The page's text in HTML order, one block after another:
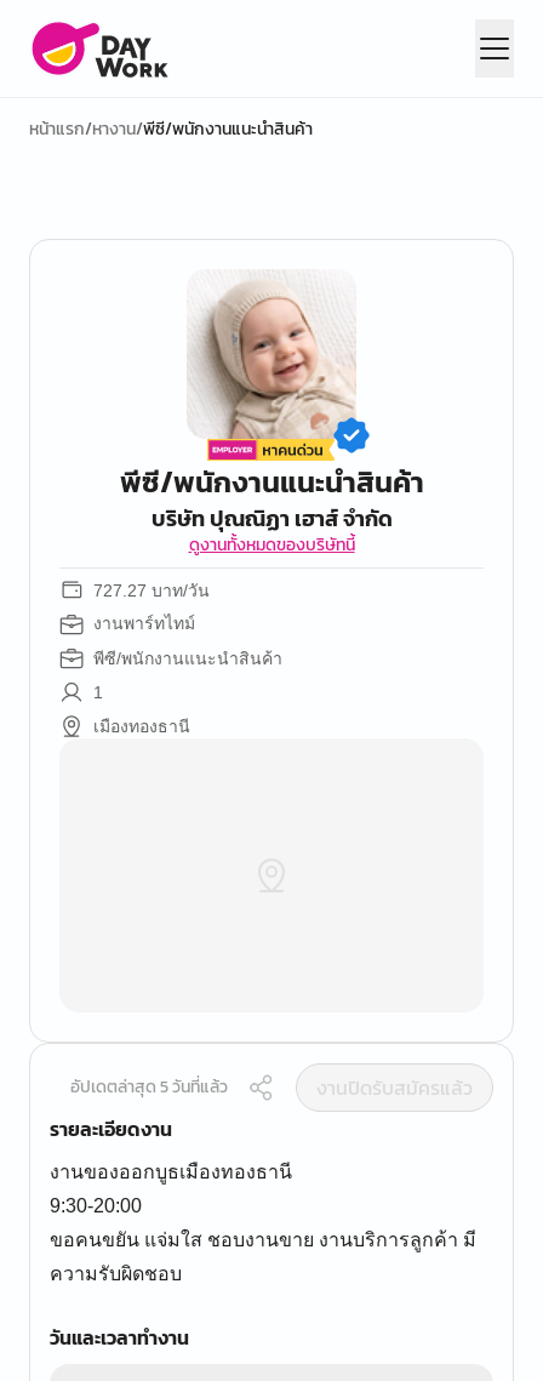
หน้าแรก/หางาน/พีซี/พนักงานแนะนำสินค้า
พีซี/พนักงานแนะนำสินค้า
บริษัท ปุณณิฏา เฮาส์ จำกัด
ดูงานทั้งหมดของบริษัทนี้
727.27 บาท/วัน
งานพาร์ทไทม์
พีซี/พนักงานแนะนำสินค้า
1
เมืองทองธานี
อัปเดตล่าสุด 5 วันที่แล้ว
งานปิดรับสมัครแล้ว
รายละเอียดงาน
งานของออกบูธเมืองทองธานี
9:30-20:00
ขอคนขยัน แจ่มใส ชอบงานขาย งานบริการลูกค้า มี
ความรับผิดชอบ
วันและเวลาทำงาน